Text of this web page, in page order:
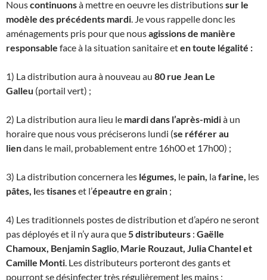
Nouscontinuonsà mettre en oeuvre les distributionssur le
modèle des précédents mardi. Je vous rappelle donc les
aménagements pris pour que nousagissions de manière
responsable face à la situation sanitaire eten toute légalité :
1) La distribution aura à nouveau au 80 rue Jean Le
Galleu (portail vert) ;
2) La distribution aura lieu le mardi dans l’après-midià un
horaire que nous vous préciserons lundi (se référer au
liendans le mail, probablement entre 16h00 et 17h00) ;
3) La distribution concernera les légumes, le pain, lafarine, les
pâtes, lestisaneset l’épeautre en grain ;
4) Les traditionnels postes de distribution et d’apéro ne seront
pas déployés et il n’y aura que5 distributeurs : Gaëlle
Chamoux, Benjamin Saglio, Marie Rouzaut, Julia Chantel et
Camille Monti. Les distributeurs porteront des gants et
pourront se désinfecter très régulièrement les mains ;